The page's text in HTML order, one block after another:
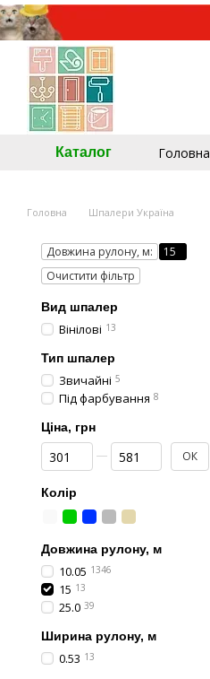
Перейти до основного контенту
Каталог Головна
Головна Шпалери Україна
Довжина рулону, м:
15
Очистити фільтр
Вид шпалер
Вінілові 13
Тип шпалер
Звичайні 5
Під фарбування 8
Ціна, грн
Від Ціна, грн
До Ціна, грн ОК
Колір
Довжина рулону, м
10.05 1346
15 13
25.0 39
Ширина рулону, м
0.53 13